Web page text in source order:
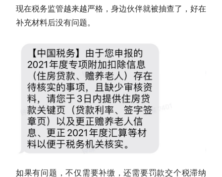
现在税务监管越来越严格，身边伙伴就被抽查了，好在
补充材料后没有问题。
如果有问题，不仅需要补缴，还需要罚款交个税滞纳